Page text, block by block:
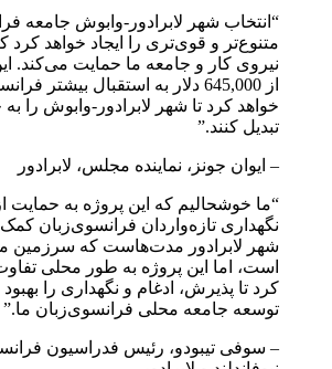
“انتخاب شهر لابرادور-وابوش جامعه
متنوع‌تر و قوی‌تری را ایجاد خواهد کرد
نیروی کار و جامعه ما حمایت می‌کند.
از 645,000 دلار به استقبال بیشتر
خواهد کرد تا شهر لابرادور-وابوش را
تبدیل کنند.”
– ایوان جونز، نماینده مجلس، لابرادور
“ما خوشحالیم که این پروژه به حمایت
نگهداری تازه‌واردان فرانسوی‌زبان
شهر لابرادور مدت‌هاست که سرزمین
است، اما این پروژه به طور محلی
کرد تا پذیرش، ادغام و نگهداری را
توسعه جامعه محلی فرانسوی‌زبان ما.”
– سوفی تیبودو، رئیس فدراسیون